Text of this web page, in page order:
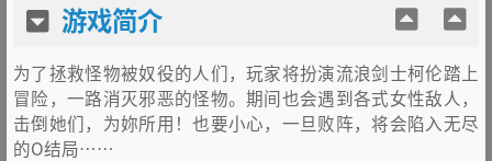
2.其他游戏简介
为了拯救怪物被奴役的人们，玩家将扮演流浪剑士柯伦踏上
冒险，一路消灭邪恶的怪物。期间也会遇到各式女性敌人，
击倒她们，为妳所用！也要小心，一旦败阵，将会陷入无尽
的O结局……